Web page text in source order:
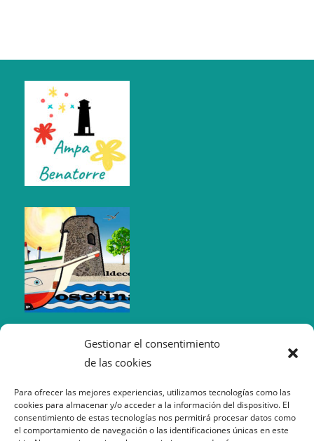
Gestionar el consentimiento
de las cookies
Para ofrecer las mejores experiencias, utilizamos tecnologías como las
cookies para almacenar y/o acceder a la información del dispositivo. El
consentimiento de estas tecnologías nos permitirá procesar datos como
el comportamiento de navegación o las identificaciones únicas en este